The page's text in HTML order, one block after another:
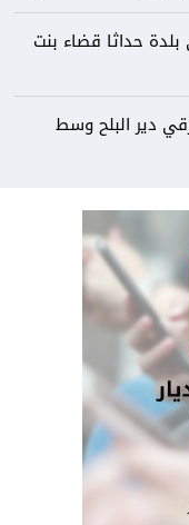
حداثا قضاء بنت
دير البلح وسط